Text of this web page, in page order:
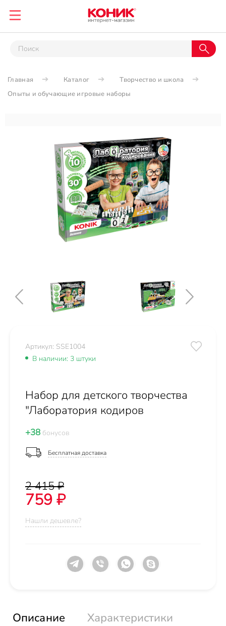
Главная Каталог
Творчество и школа
Опыты и обучающие игровые наборы
Артикул: SSE1004
В наличии: 3 штуки
Набор для детского творчества
"Лаборатория кодиров
+38 бонусов
Бесплатная доставка
2 415 ₽
759 ₽
Нашли дешевле?
Описание
Характеристики